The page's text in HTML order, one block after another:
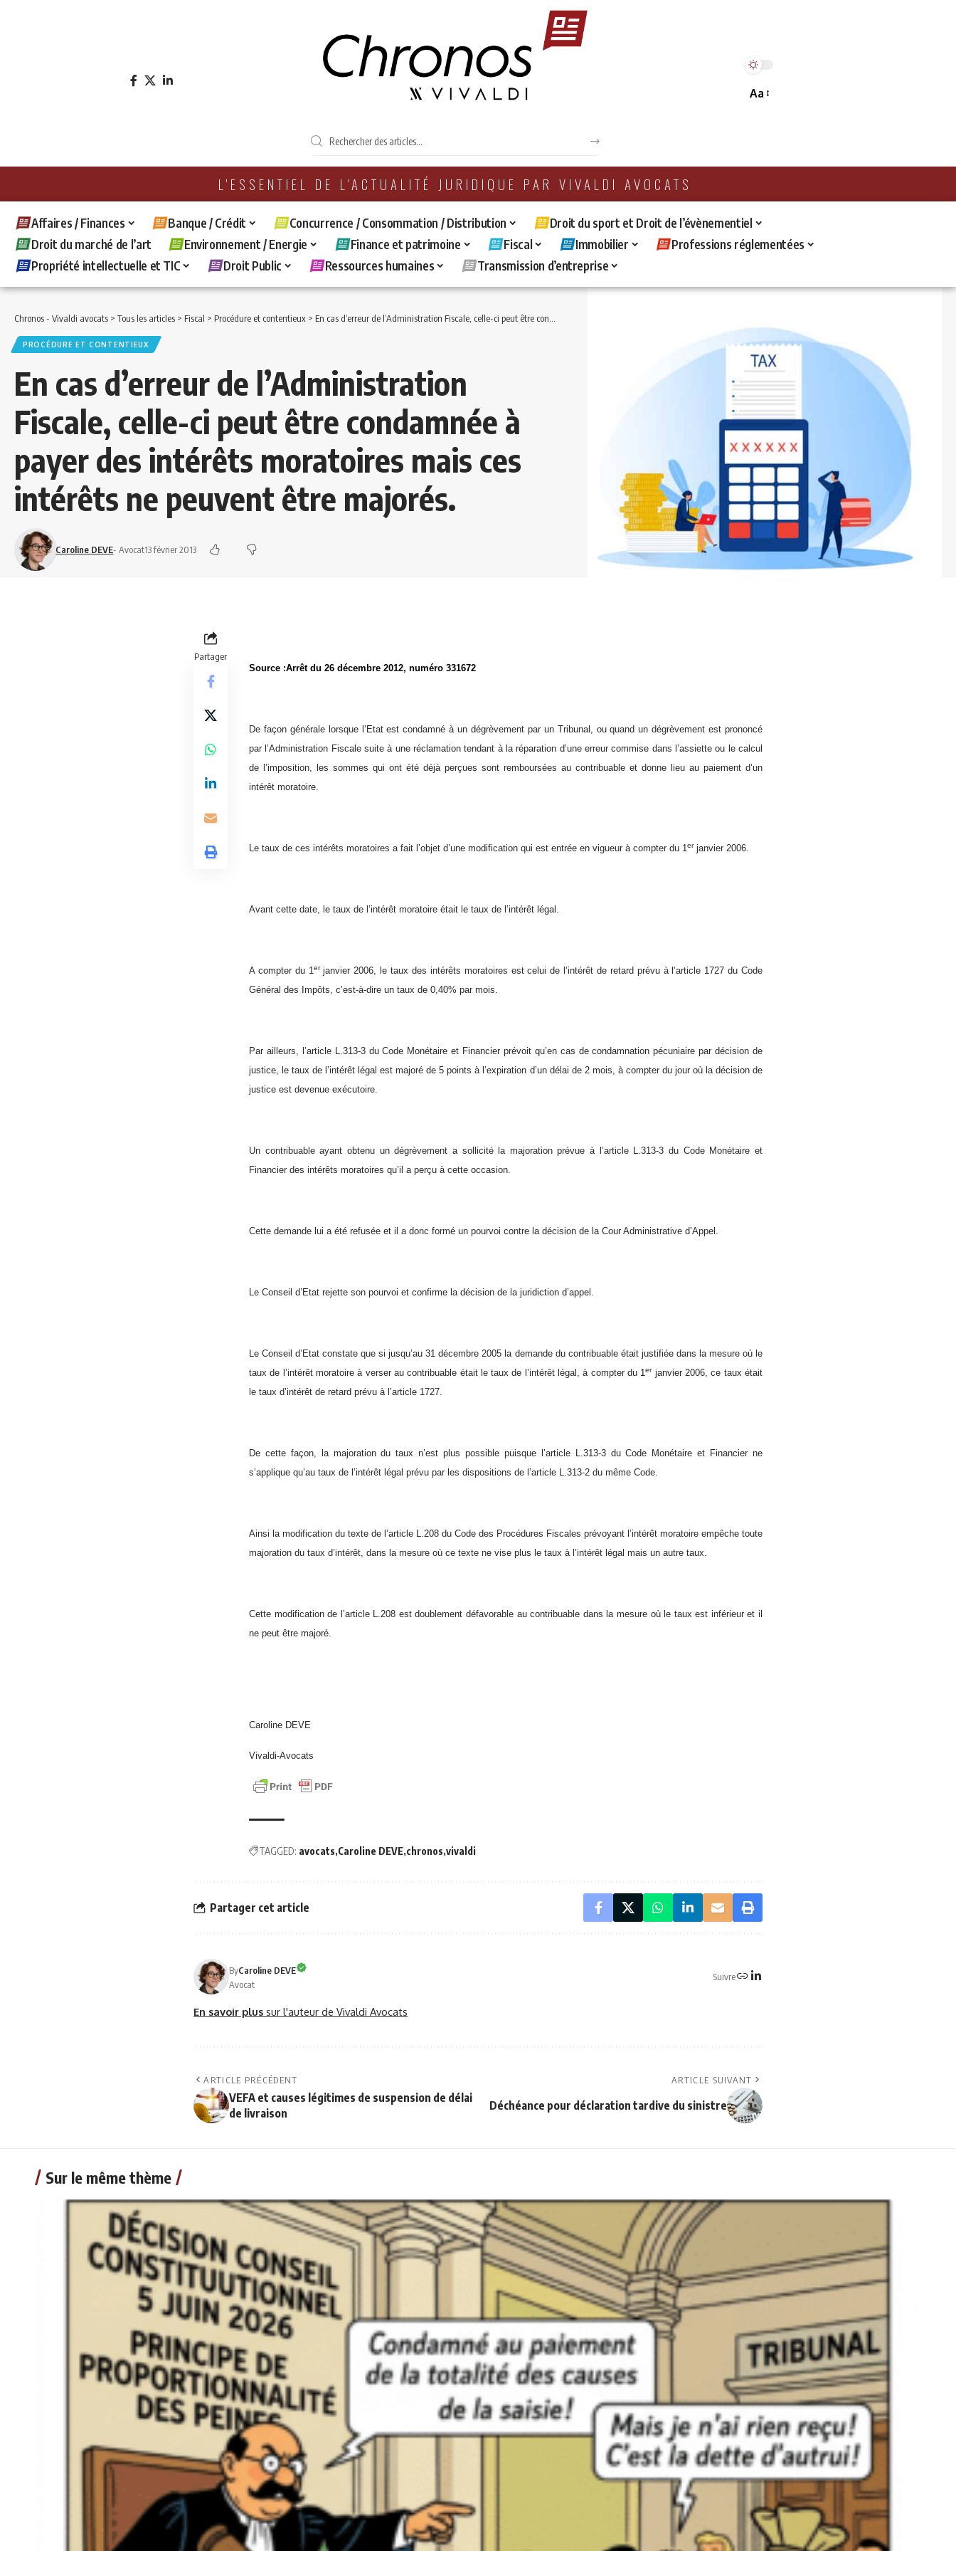
Aa
L'ESSENTIEL DE L'ACTUALITÉ JURIDIQUE PAR VIVALDI AVOCATS
Affaires / Finances Banque / Crédit Concurrence / Consommation / Distribution
Droit du sport et Droit de l’évènementiel
Droit du marché de l’art
Environnement / Energie Finance et patrimoine Fiscal Immobilier
Professions réglementées
Propriété intellectuelle et TIC
Droit Public Ressources humaines Transmission d’entreprise
Chronos - Vivaldi avocats > Tous les articles > Fiscal > Procédure et contentieux > En cas d’erreur de l’Administration Fiscale, celle-ci peut être condamnée à payer des intérêts moratoires mais ces intérêts ne peuvent être majorés.
PROCÉDURE ET CONTENTIEUX
En cas d’erreur de l’Administration
Fiscale, celle-ci peut être condamnée à
payer des intérêts moratoires mais ces
intérêts ne peuvent être majorés.
Caroline DEVE- Avocat13 février 2013
Partager
Source :Arrêt du 26 décembre 2012, numéro 331672
De façon générale lorsque l’Etat est condamné à un dégrèvement par un Tribunal, ou quand un dégrèvement est prononcé
par l’Administration Fiscale suite à une réclamation tendant à la réparation d’une erreur commise dans l’assiette ou le calcul
de l’imposition, les sommes qui ont été déjà perçues sont remboursées au contribuable et donne lieu au paiement d’un
intérêt moratoire.
Le taux de ces intérêts moratoires a fait l’objet d’une modification qui est entrée en vigueur à compter du 1erjanvier 2006.
Avant cette date, le taux de l’intérêt moratoire était le taux de l’intérêt légal.
A compter du 1erjanvier 2006, le taux des intérêts moratoires est celui de l’intérêt de retard prévu à l’article 1727 du Code
Général des Impôts, c’est-à-dire un taux de 0,40% par mois.
Par ailleurs, l’article L.313-3 du Code Monétaire et Financier prévoit qu’en cas de condamnation pécuniaire par décision de
justice, le taux de l’intérêt légal est majoré de 5 points à l’expiration d’un délai de 2 mois, à compter du jour où la décision de
justice est devenue exécutoire.
Un contribuable ayant obtenu un dégrèvement a sollicité la majoration prévue à l’article L.313-3 du Code Monétaire et
Financier des intérêts moratoires qu’il a perçu à cette occasion.
Cette demande lui a été refusée et il a donc formé un pourvoi contre la décision de la Cour Administrative d’Appel.
Le Conseil d’Etat rejette son pourvoi et confirme la décision de la juridiction d’appel.
Le Conseil d’Etat constate que si jusqu’au 31 décembre 2005 la demande du contribuable était justifiée dans la mesure où le
taux de l’intérêt moratoire à verser au contribuable était le taux de l’intérêt légal, à compter du 1erjanvier 2006, ce taux était
le taux d’intérêt de retard prévu à l’article 1727.
De cette façon, la majoration du taux n’est plus possible puisque l’article L.313-3 du Code Monétaire et Financier ne
s’applique qu’au taux de l’intérêt légal prévu par les dispositions de l’article L.313-2 du même Code.
Ainsi la modification du texte de l’article L.208 du Code des Procédures Fiscales prévoyant l’intérêt moratoire empêche toute
majoration du taux d’intérêt, dans la mesure où ce texte ne vise plus le taux à l’intérêt légal mais un autre taux.
Cette modification de l’article L.208 est doublement défavorable au contribuable dans la mesure où le taux est inférieur et il
ne peut être majoré.
Caroline DEVE
Vivaldi-Avocats
TAGGED: avocats Caroline DEVE chronos vivaldi
Partager cet article
ByCaroline DEVE
Avocat
Suivre
En savoir plus sur l'auteur de Vivaldi Avocats
ARTICLE PRÉCÉDENT
VEFA et causes légitimes de suspension de délai
de livraison
ARTICLE SUIVANT
Déchéance pour déclaration tardive du sinistre
Sur le même thème